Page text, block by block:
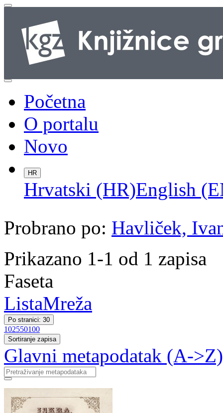
Početna
O portalu
Novo
HR
Hrvatski (HR)English
Probrano po: Havliček,
Prikazano 1-1 od 1 zapisa
Faseta
ListaMreža
Po stranici: 30
102550100
Sortiranje zapisa
Glavni metapodatak (A->Z)